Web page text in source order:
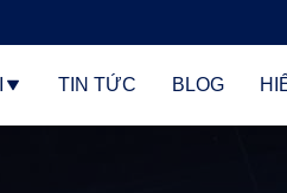
TIN TỨC BLOG